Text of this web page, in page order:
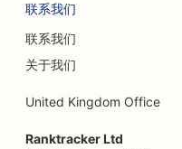
花店搜索引擎优化
高级餐厅的搜索引擎优
金融服务搜索引擎优化
联系我们
联系我们
关于我们
United Kingdom Office
Ranktracker Ltd